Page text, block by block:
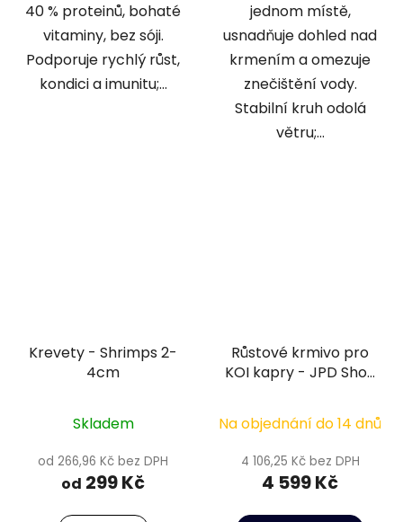
40 % proteinů, bohaté
vitaminy, bez sóji.
Podporuje rychlý růst,
kondici a imunitu;...
jednom místě,
usnadňuje dohled nad
krmením a omezuje
znečištění vody.
Stabilní kruh odolá
větru;...
Krevety - Shrimps 2-
4cm
Skladem
od 266,96 Kč bez DPH
od 299 Kč
Růstové krmivo pro
KOI kapry - JPD Shori
Na objednání do 14 dnů
4 106,25 Kč bez DPH
4 599 Kč